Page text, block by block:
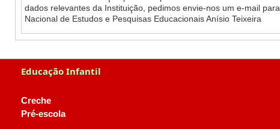
dados relevantes da Instituição, pedimos envie-nos um e-mail para
Nacional de Estudos e Pesquisas Educacionais Anísio Teixeira
Educação Infantil
Creche
Pré-escola